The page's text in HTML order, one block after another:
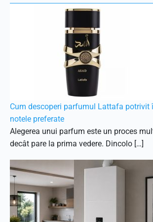
Cum descoperi parfumul Lattafa potrivit
notele preferate
Alegerea unui parfum este un proces
decât pare la prima vedere. Dincolo […]